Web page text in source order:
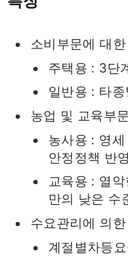
소비부문에 대
주택용 : 3단
일반용 : 타
농업 및 교육부
농사용 : 영
안정정책 반영
교육용 : 열
만의 낮은 수
수요관리에 의
계절별차등